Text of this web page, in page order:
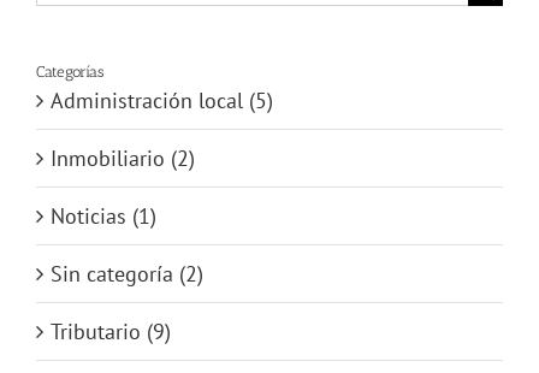
Categorías
Administración local (5)
Inmobiliario (2)
Noticias (1)
Sin categoría (2)
Tributario (9)